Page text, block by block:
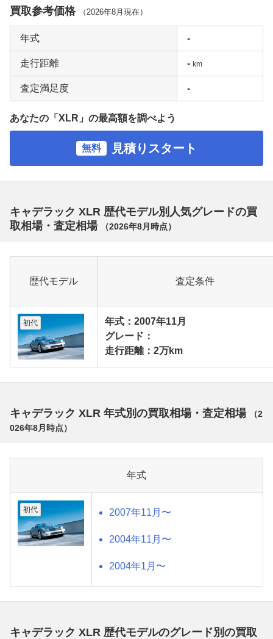
買取参考価格 （ 2026年8月 現在）
年式 -
走行距離 - km
査定満足度 -
あなたの「XLR」の最高額を調べよう
無料 見積りスタート
キャデラック XLR 歴代モデル別人気グレードの買
取相場・査定相場
（2026年8月 時点）
歴代モデル 査定条件
初代
年式：2007年11月
グレード：
走行距離：2万km
キャデラック XLR 年式別の買取相場・査定相場 （2
026年8月 時点）
年式
初代 2007年11月〜
2004年11月〜
2004年1月〜
キャデラック XLR 歴代モデルのグレード別の買取